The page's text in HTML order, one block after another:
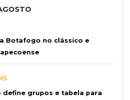
Botafogo no clássico e
define grupos e tabela para